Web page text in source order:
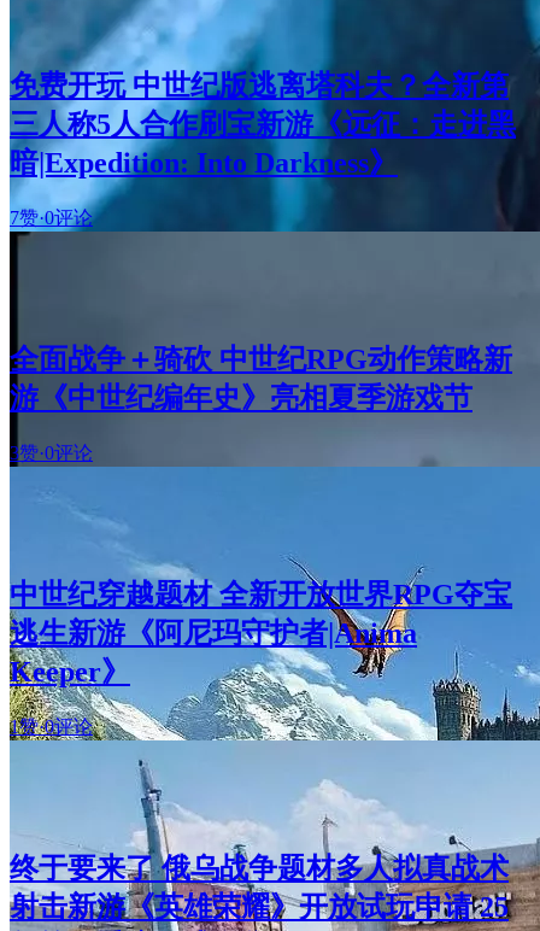
免费开玩 中世纪版逃离塔科夫？全新第
三人称5人合作刷宝新游《远征：走进黑
暗|Expedition: Into Darkness》
7赞·0评论
全面战争＋骑砍 中世纪RPG动作策略新
游《中世纪编年史》亮相夏季游戏节
3赞·0评论
中世纪穿越题材 全新开放世界RPG夺宝
逃生新游《阿尼玛守护者|Anima
Keeper》
1赞·0评论
终于要来了 俄乌战争题材多人拟真战术
射击新游《英雄荣耀》开放试玩申请 25